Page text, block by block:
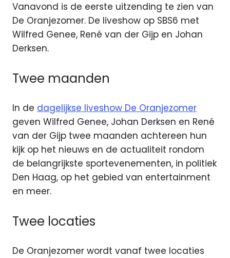
Vanavond is de eerste uitzending te zien van
De Oranjezomer. De liveshow op SBS6 met
Wilfred Genee, René van der Gijp en Johan
Derksen.
Twee maanden
In de dagelijkse liveshow De Oranjezomer
geven Wilfred Genee, Johan Derksen en René
van der Gijp twee maanden achtereen hun
kijk op het nieuws en de actualiteit rondom
de belangrijkste sportevenementen, in politiek
Den Haag, op het gebied van entertainment
en meer.
Twee locaties
De Oranjezomer wordt vanaf twee locaties